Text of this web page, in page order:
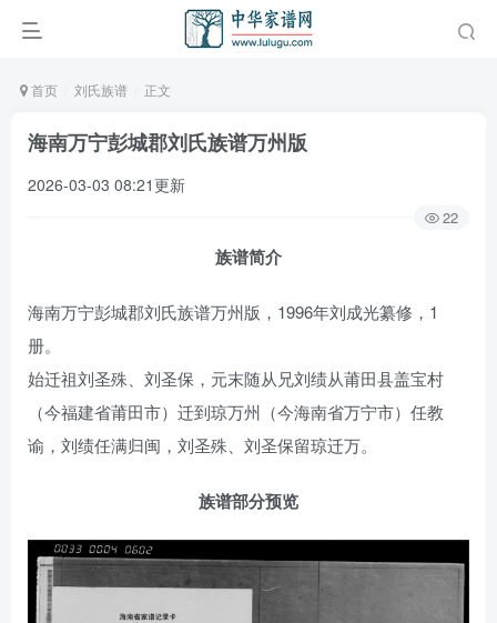
首页 刘氏族谱 正文
海南万宁彭城郡刘氏族谱万州版
2026-03-03 08:21更新
22
族谱简介
海南万宁彭城郡刘氏族谱万州版，1996年刘成光纂修，1
册。
始迁祖刘圣殊、刘圣保，元末随从兄刘绩从莆田县盖宝村
（今福建省莆田市）迁到琼万州（今海南省万宁市）任教
谕，刘绩任满归闽，刘圣殊、刘圣保留琼迁万。
族谱部分预览